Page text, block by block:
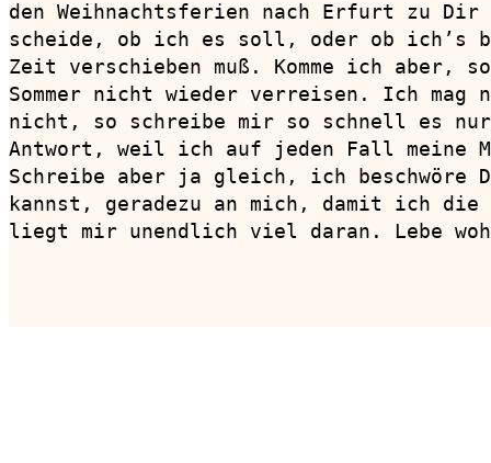
den Weihnachtsferien nach Erfurt zu Dir
scheide, ob ich es soll, oder ob ich’s
Zeit verschieben muß. Komme ich aber,
Sommer nicht wieder verreisen. Ich mag
nicht, so schreibe mir so schnell es
Antwort, weil ich auf jeden Fall meine
Schreibe aber ja gleich, ich beschwöre
kannst, geradezu an mich, damit ich
liegt mir unendlich viel daran. Lebe